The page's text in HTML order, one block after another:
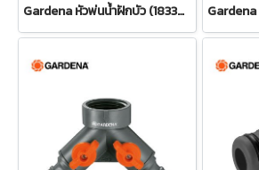
Gardena หัวพ่นน้ำฝักบัว (18330-20)